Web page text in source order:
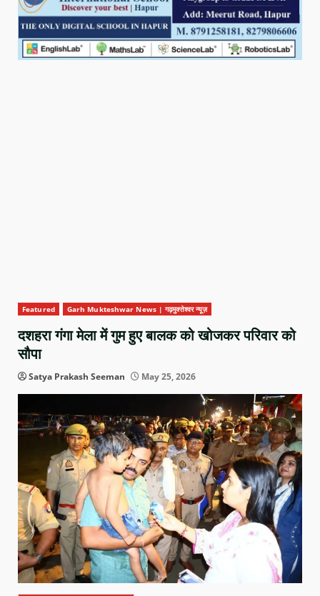
Featured Garh Mukteshwar News | गढ़मुक्तेश्वर न्यूज़
दशहरा गंगा मेला में गुम हुए बालक को खोजकर परिवार को
सौपा
Satya Prakash Seeman May 25, 2026